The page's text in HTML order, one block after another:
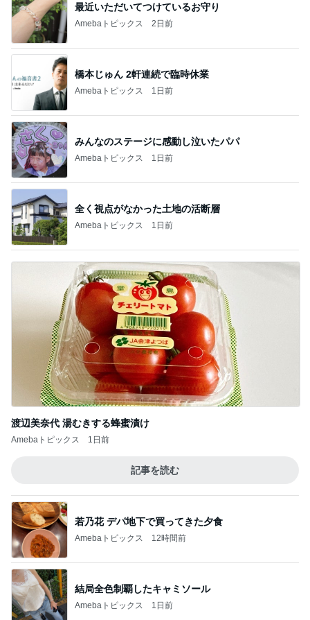
最近いただいてつけているお守り
Amebaトピックス 2日前
橋本じゅん 2軒連続で臨時休業
Amebaトピックス 1日前
みんなのステージに感動し泣いたパパ
Amebaトピックス 1日前
全く視点がなかった土地の活断層
Amebaトピックス 1日前
渡辺美奈代 湯むきする蜂蜜漬け
Amebaトピックス 1日前
記事を読む
若乃花 デパ地下で買ってきた夕食
Amebaトピックス 12時間前
結局全色制覇したキャミソール
Amebaトピックス 1日前